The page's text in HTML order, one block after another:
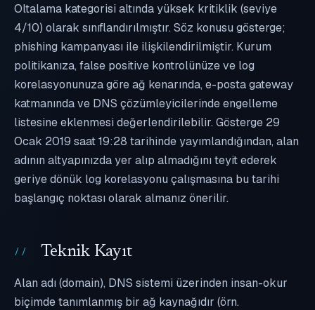
Oltalama kategorisi altında yüksek kritiklik (seviye
4/10) olarak sınıflandırılmıştır. Söz konusu gösterge;
phishing kampanyası ile ilişkilendirilmiştir. Kurum
politikanıza, false positive kontrolünüze ve log
korelasyonunuza göre ağ kenarında, e-posta gateway
katmanında ve DNS çözümleyicilerinde engelleme
listesine eklenmesi değerlendirilebilir. Gösterge 29
Ocak 2019 saat 19:28 tarihinde yayımlandığından, alan
adının altyapınızda yer alıp almadığını teyit ederek
geriye dönük log korelasyonu çalışmasına bu tarihi
başlangıç noktası olarak almanız önerilir.
Teknik Kayıt
Alan adı (domain), DNS sistemi üzerinden insan-okur
biçimde tanımlanmış bir ağ kaynağıdır (örn.